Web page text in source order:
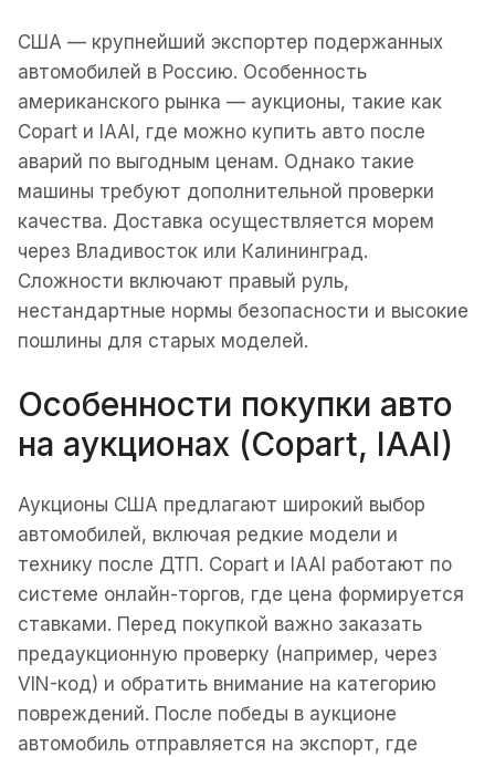
США — крупнейший экспортер подержанных
автомобилей в Россию. Особенность
американского рынка — аукционы, такие как
Copart и IAAI, где можно купить авто после
аварий по выгодным ценам. Однако такие
машины требуют дополнительной проверки
качества. Доставка осуществляется морем
через Владивосток или Калининград.
Сложности включают правый руль,
нестандартные нормы безопасности и высокие
пошлины для старых моделей.
Особенности покупки авто
на аукционах (Copart, IAAI)
Аукционы США предлагают широкий выбор
автомобилей, включая редкие модели и
технику после ДТП. Copart и IAAI работают по
системе онлайн-торгов, где цена формируется
ставками. Перед покупкой важно заказать
предаукционную проверку (например, через
VIN-код) и обратить внимание на категорию
повреждений. После победы в аукционе
автомобиль отправляется на экспорт, где